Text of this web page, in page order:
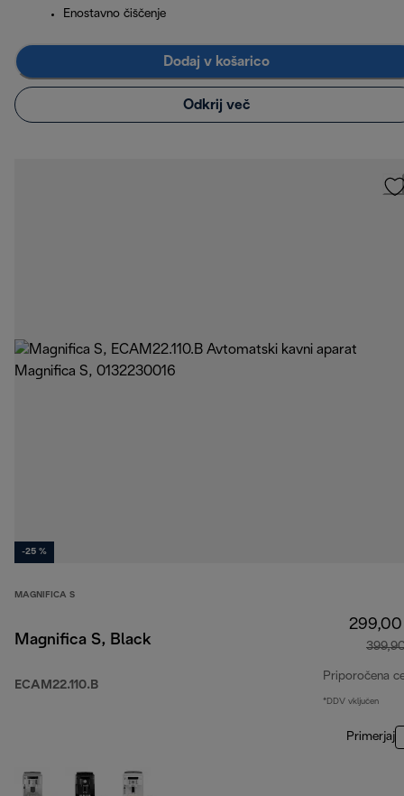
Enostavno čiščenje
Dodaj v košarico
Odkrij več
-25 %
MAGNIFICA S
Magnifica S, Black
ECAM22.110.B
Priporočena
*DDV vključen
Primerjaj